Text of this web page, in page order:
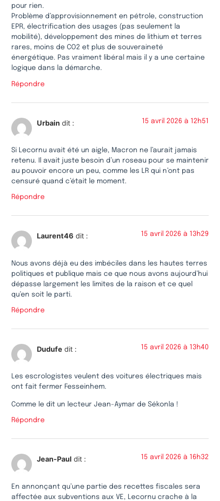
pour rien.
Problème d’approvisionnement en pétrole, construction
EPR, électrification des usages (pas seulement la
mobilité), développement des mines de lithium et terres
rares, moins de CO2 et plus de souveraineté
énergétique. Pas vraiment libéral mais il y a une certaine
logique dans la démarche.
Répondre
Urbain dit : 15 avril 2026 à 12h51
Si Lecornu avait été un aigle, Macron ne l’aurait jamais
retenu. Il avait juste besoin d’un roseau pour se maintenir
au pouvoir encore un peu, comme les LR qui n’ont pas
censuré quand c’était le moment.
Répondre
Laurent46 dit : 15 avril 2026 à 13h29
Nous avons déjà eu des imbéciles dans les hautes terres
politiques et publique mais ce que nous avons aujourd’hui
dépasse largement les limites de la raison et ce quel
qu’en soit le parti.
Répondre
Dudufe dit : 15 avril 2026 à 13h40
Les escrologistes veulent des voitures électriques mais
ont fait fermer Fesseinhem.
Comme le dit un lecteur Jean-Aymar de Sékonla !
Répondre
Jean-Paul dit : 15 avril 2026 à 16h32
En annonçant qu’une partie des recettes fiscales sera
affectée aux subventions aux VE, Lecornu crache à la